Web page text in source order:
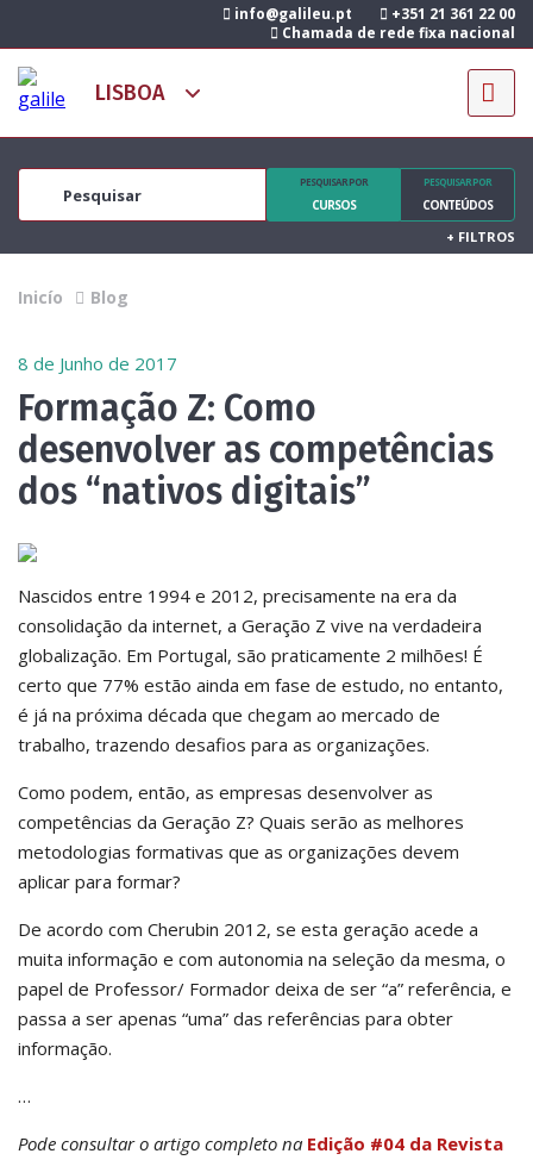
info@galileu.pt
+351 21 361 22 00
Chamada de rede fixa nacional
PESQUISAR POR
CURSOS
PESQUISAR POR
CONTEÚDOS
+ FILTROS
Inicío Blog
8 de Junho de 2017
Formação Z: Como
desenvolver as competências
dos “nativos digitais”
Nascidos entre 1994 e 2012, precisamente na era da
consolidação da internet, a Geração Z vive na verdadeira
globalização. Em Portugal, são praticamente 2 milhões! É
certo que 77% estão ainda em fase de estudo, no entanto,
é já na próxima década que chegam ao mercado de
trabalho, trazendo desafios para as organizações.
Como podem, então, as empresas desenvolver as
competências da Geração Z? Quais serão as melhores
metodologias formativas que as organizações devem
aplicar para formar?
De acordo com Cherubin 2012, se esta geração acede a
muita informação e com autonomia na seleção da mesma, o
papel de Professor/ Formador deixa de ser “a” referência, e
passa a ser apenas “uma” das referências para obter
informação.
…
Pode consultar o artigo completo na Edição #04 da Revista